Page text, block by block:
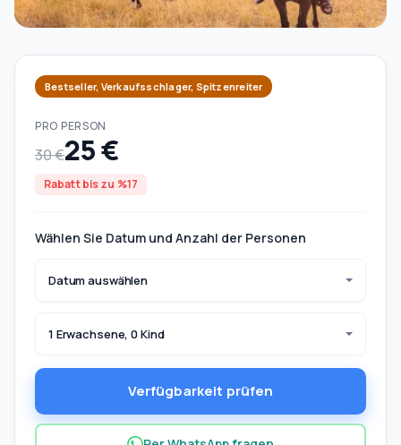
Bestseller, Verkaufsschlager, Spitzenreiter
PRO PERSON
30 €25 €
Rabatt bis zu %17
Wählen Sie Datum und Anzahl der Personen
Datum auswählen
1 Erwachsene, 0 Kind
Verfügbarkeit prüfen